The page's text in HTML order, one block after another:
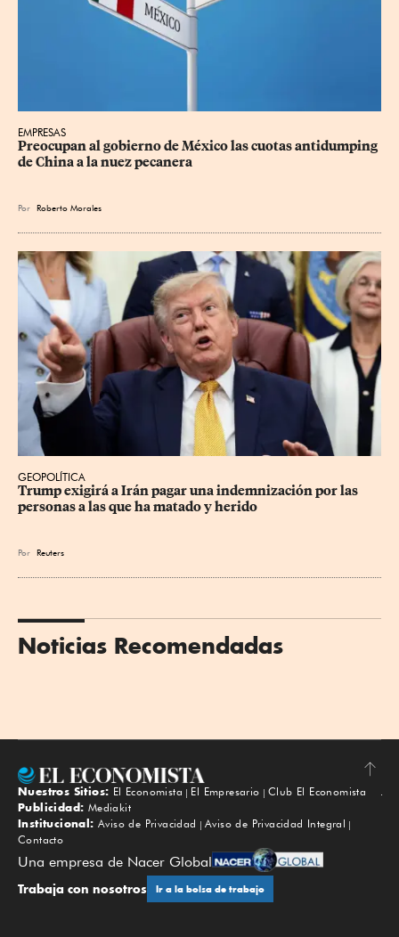
EMPRESAS
Preocupan al gobierno de México las cuotas antidumping
de China a la nuez pecanera
Por Roberto Morales
GEOPOLÍTICA
Trump exigirá a Irán pagar una indemnización por las
personas a las que ha matado y herido
Por Reuters
Noticias Recomendadas
Subir
Nuestros Sitios: El Economista El Empresario
Club El Economista
Publicidad: Mediakit
Institucional: Aviso de Privacidad
Aviso de Privacidad Integral
Contacto
Una empresa de Nacer Global
Trabaja con nosotros Ir a la bolsa de trabajo